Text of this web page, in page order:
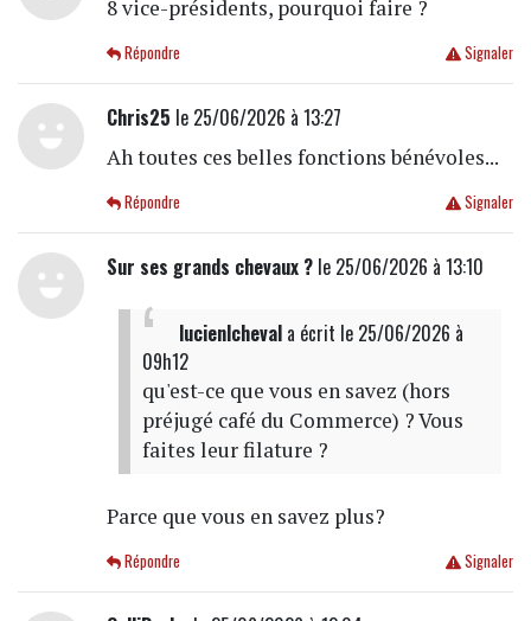
8 vice-présidents, pourquoi faire ?
Signaler
Répondre
Chris25 le 25/06/2026 à 13:27
Ah toutes ces belles fonctions bénévoles...
Signaler
Répondre
Sur ses grands chevaux ?le 25/06/2026 à 13:10
lucienlchevala écrit le 25/06/2026 à
09h12
qu'est-ce que vous en savez (hors
préjugé café du Commerce) ? Vous
faites leur filature ?
Parce que vous en savez plus?
Signaler
Répondre